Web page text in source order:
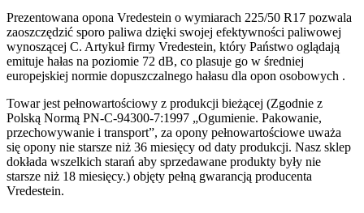
Prezentowana opona Vredestein o wymiarach 225/50 R17 pozwala
zaoszczędzić sporo paliwa dzięki swojej efektywności paliwowej
wynoszącej C. Artykuł firmy Vredestein, który Państwo oglądają
emituje hałas na poziomie 72 dB, co plasuje go w średniej
europejskiej normie dopuszczalnego hałasu dla opon osobowych .
Towar jest pełnowartościowy z produkcji bieżącej (Zgodnie z
Polską Normą PN-C-94300-7:1997 „Ogumienie. Pakowanie,
przechowywanie i transport”, za opony pełnowartościowe uważa
się opony nie starsze niż 36 miesięcy od daty produkcji. Nasz sklep
dokłada wszelkich starań aby sprzedawane produkty były nie
starsze niż 18 miesięcy.) objęty pełną gwarancją producenta
Vredestein.